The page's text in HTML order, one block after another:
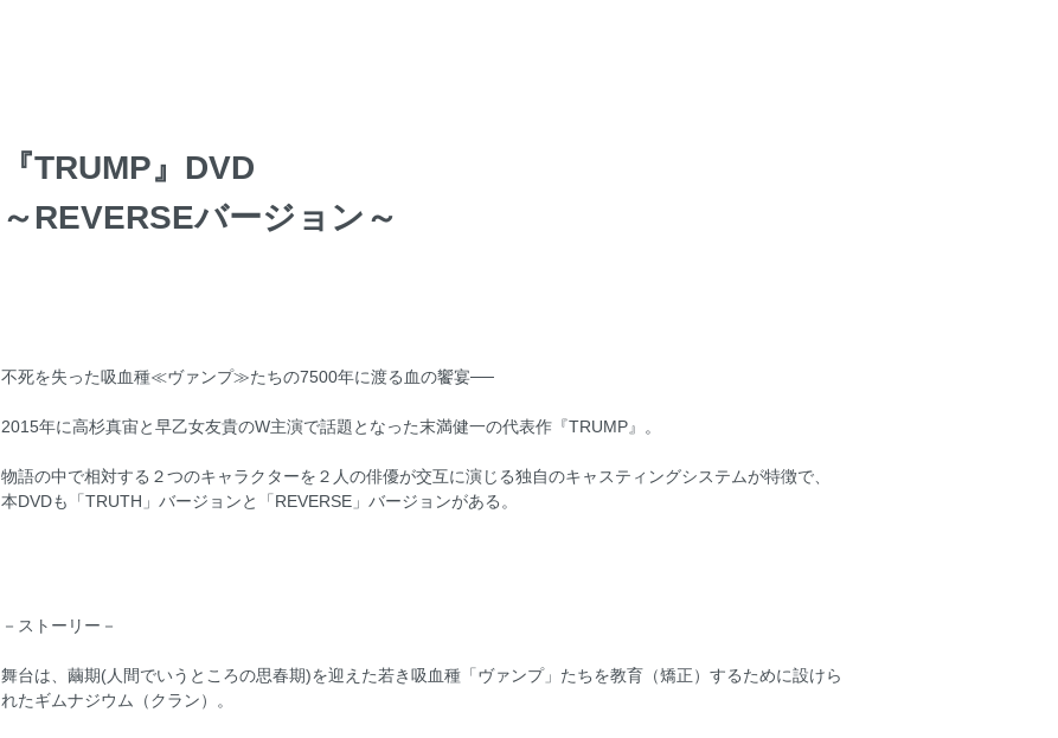
『TRUMP』DVD
～REVERSEバージョン～
不死を失った吸血種≪ヴァンプ≫たちの7500年に渡る血の饗宴──
2015年に高杉真宙と早乙女友貴のW主演で話題となった末満健一の代表作『TRUMP』。
物語の中で相対する２つのキャラクターを２人の俳優が交互に演じる独自のキャスティングシステムが特徴で、
本DVDも「TRUTH」バージョンと「REVERSE」バージョンがある。
－ストーリー－
舞台は、繭期(人間でいうところの思春期)を迎えた若き吸血種「ヴァンプ」たちを教育（矯正）するために設けら
れたギムナジウム（クラン）。